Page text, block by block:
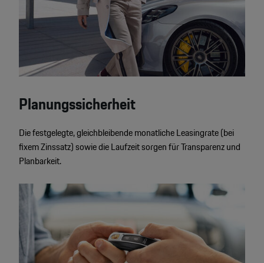
Planungssicherheit
Die festgelegte, gleichbleibende monatliche Leasingrate (bei
fixem Zinssatz) sowie die Laufzeit sorgen für Transparenz und
Planbarkeit.